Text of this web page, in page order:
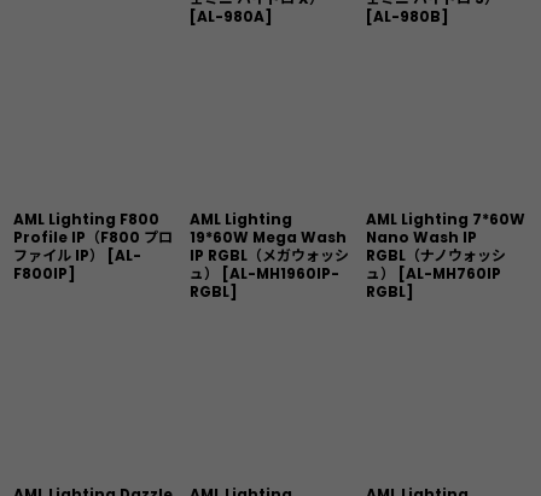
[AL-980A]
[AL-980B]
AML Lighting F800
Profile IP（F800 プロ
ファイル IP）
[AL-
F800IP]
AML Lighting
19*60W Mega Wash
IP RGBL（メガウォッシ
ュ）
[AL-MH1960IP-
RGBL]
AML Lighting 7*60W
Nano Wash IP
RGBL（ナノウォッシ
ュ）
[AL-MH760IP
RGBL]